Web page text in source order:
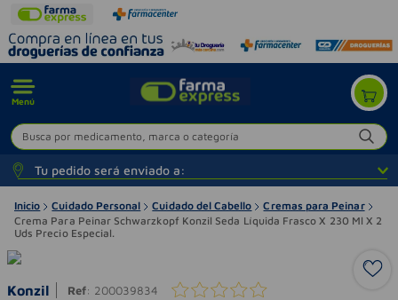
Menú
Busca por medicamento, marca o categoría
Tu pedido será enviado a:
Inicio Cuidado Personal Cuidado del Cabello
Cremas para Peinar
Crema Para Peinar Schwarzkopf Konzil Seda Líquida Frasco X 230 Ml X 2
Uds Precio Especial.
Konzil Ref: 200039834